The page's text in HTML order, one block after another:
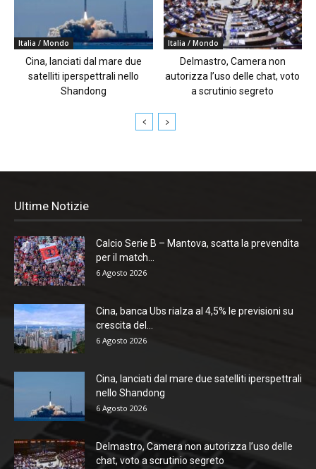
Italia / Mondo
Cina, lanciati dal mare due
satelliti iperspettrali nello
Shandong
Italia / Mondo
Delmastro, Camera non
autorizza l’uso delle chat, voto
a scrutinio segreto
Ultime Notizie
Calcio Serie B – Mantova, scatta la prevendita
per il match...
6 Agosto 2026
Cina, banca Ubs rialza al 4,5% le previsioni su
crescita del...
6 Agosto 2026
Cina, lanciati dal mare due satelliti iperspettrali
nello Shandong
6 Agosto 2026
Delmastro, Camera non autorizza l’uso delle
chat, voto a scrutinio segreto